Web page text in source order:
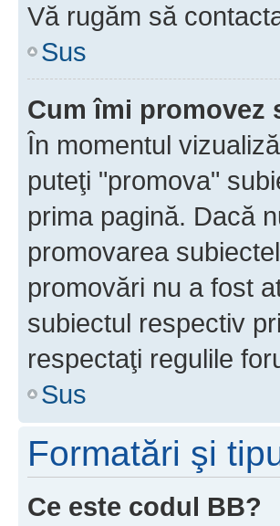
Vă rugăm să
Sus
Cum îmi promovez
În momentul
puteţi "promova"
prima pagină. Dacă
promovarea
promovări nu a fost
subiectul respectiv
respectaţi regulile
Sus
Formatări şi
Ce este codul BB?